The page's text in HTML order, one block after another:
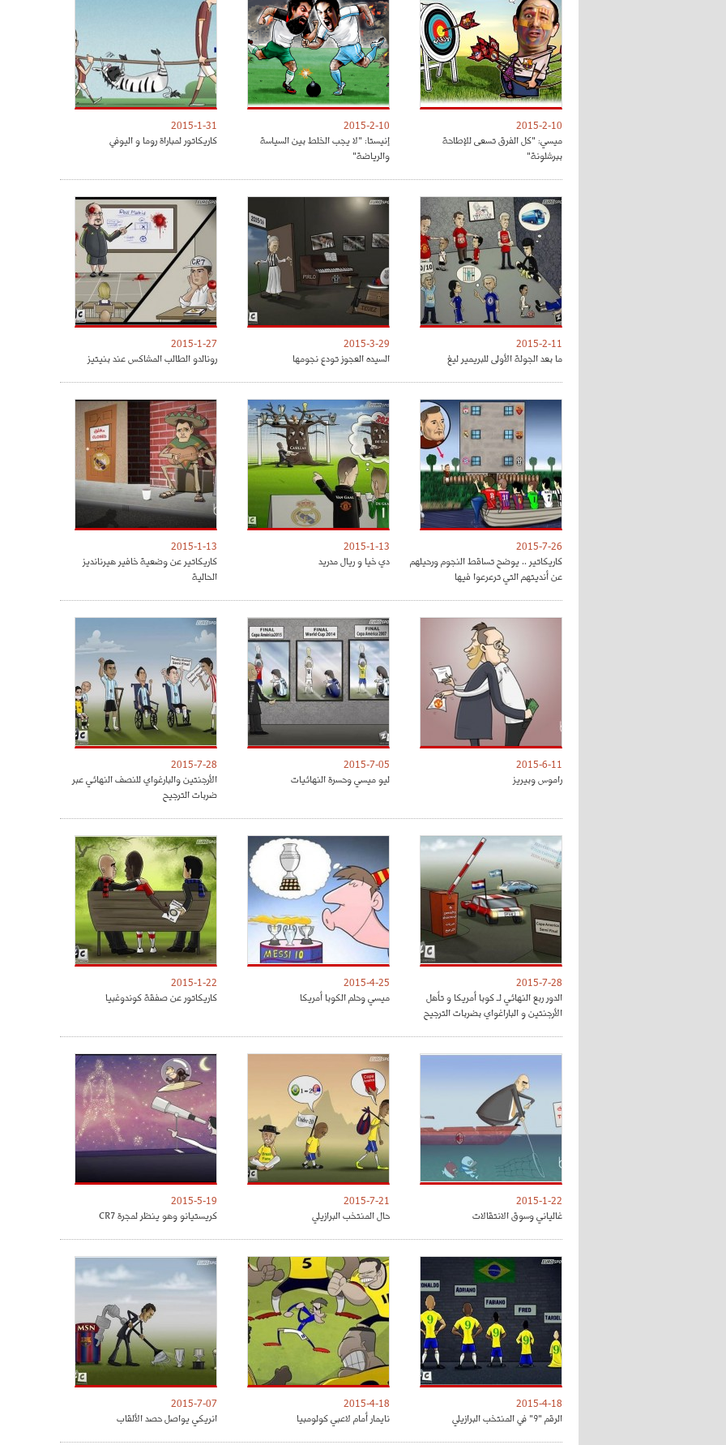
2015-2-10
ميسي: "كل الفرق تسعى للإطاحة
ببرشلونة"
2015-2-10
إنيستا: "لا يجب الخلط بين السياسة
والرياضة"
2015-1-31
كاريكاتور لمباراة روما و اليوفي
2015-2-11
ما بعد الجولة الأولى للبريمير ليغ
2015-3-29
السيده العجوز تودع نجومها
2015-1-27
رونالدو الطالب المشاكس عند بنيتيز
2015-7-26
كاريكاتير .. يوضح تساقط النجوم ورحيلهم
عن أنديتهم التي ترعرعوا فيها
2015-1-13
دي خيا و ريال مدريد
2015-1-13
كاريكاتير عن وضعية خافير هيرنانديز
الحالية
2015-6-11
راموس وبيريز
2015-7-05
ليو ميسي وحسرة النهائيات
2015-7-28
الأرجنتين والبارغواي للنصف النهائي عبر
ضربات الترجيح
2015-7-28
الدور ربع النهائي لـ كوبا أمريكا و تأهل
الأرجنتين و الباراغواي بضربات الترجيح
2015-4-25
ميسي وحلم الكوبا أمريكا
2015-1-22
كاريكاتور عن صفقة كوندوغبيا
2015-1-22
غالياني وسوق الانتقالات
2015-7-21
حال المنتخب البرازيلي
2015-5-19
كريستيانو وهو ينظر لمجرة CR7
2015-4-18
الرقم "9" في المنتخب البرازيلي
2015-4-18
نايمار أمام لاعبي كولومبيا
2015-7-07
انريكي يواصل حصد الألقاب